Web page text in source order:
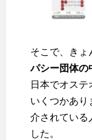
そこで、きょ
パシー団体の
日本でオス
いくつかあり
介されている
した。